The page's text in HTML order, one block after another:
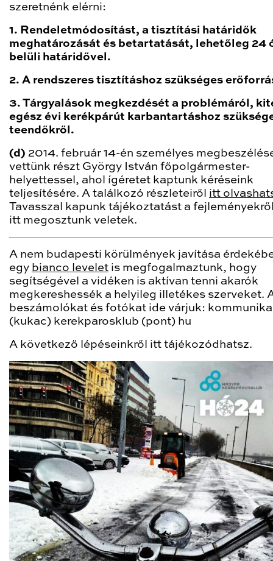
szeretnénk elérni:
1. Rendeletmódosítást, a tisztítási határidők
meghatározását és betartatását, lehetőleg 24
belüli határidővel.
2. A rendszeres tisztításhoz szükséges
3. Tárgyalások megkezdését a problémáról,
egész évi kerékpárút karbantartáshoz
teendőkről.
(d) 2014. február 14-én személyes
vettünk részt György István főpolgármester-
helyettessel, ahol ígéretet kaptunk kéréseink
teljesítésére. A találkozó részleteiről itt
Tavasszal kapunk tájékoztatást a
itt megosztunk veletek.
A nem budapesti körülmények javítása
egy bianco levelet is megfogalmaztunk, hogy
segítségével a vidéken is aktívan tenni akarók
megkereshessék a helyileg illetékes szerveket.
beszámolókat és fotókat ide várjuk:
(kukac) kerekparosklub (pont) hu
A következő lépéseinkről itt tájékozódhatsz.